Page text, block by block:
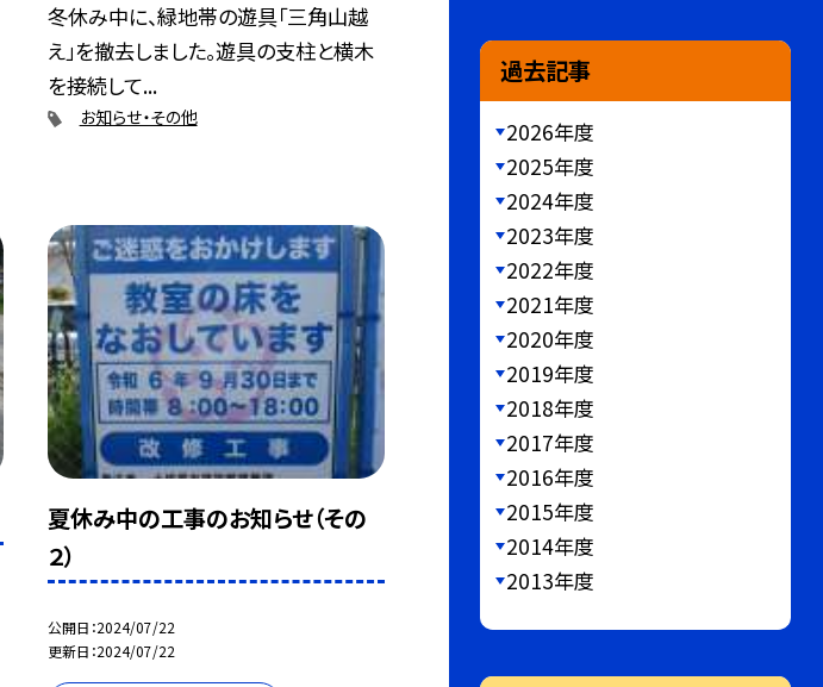
冬休み中に、緑地帯の遊具「三角山越
え」を撤去しました。遊具の支柱と横木
を接続して...
お知らせ・その他
夏休み中の工事のお知らせ（その
２）
公開日 2024/07/22
更新日 2024/07/22
過去記事
2026年度
2025年度
2024年度
2023年度
2022年度
2021年度
2020年度
2019年度
2018年度
2017年度
2016年度
2015年度
2014年度
2013年度